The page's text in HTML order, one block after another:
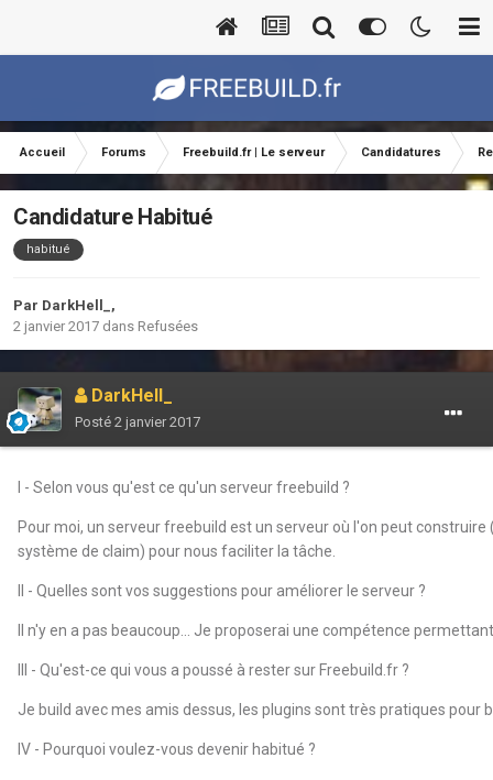
Accueil Forums Freebuild.fr | Le serveur Candidatures
Candidature Habitué
habitué
Par DarkHell_ ,
2 janvier 2017 dans Refusées
DarkHell_
Posté 2 janvier 2017
I - Selon vous qu'est ce qu'un serveur freebuild ?
Pour moi, un serveur freebuild est un serveur où l'on peut
système de claim) pour nous faciliter la tâche.
II - Quelles sont vos suggestions pour améliorer le serveur ?
Il n'y en a pas beaucoup... Je proposerai une compétence
III - Qu'est-ce qui vous a poussé à rester sur Freebuild.fr ?
Je build avec mes amis dessus, les plugins sont très pratiques pour
IV - Pourquoi voulez-vous devenir habitué ?